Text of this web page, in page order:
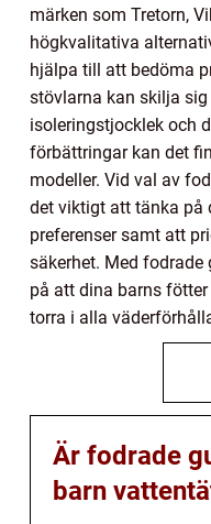
märken som Tretorn,
högkvalitativa
hjälpa till att bedöma
stövlarna kan skilja
isoleringstjocklek och
förbättringar kan det
modeller. Vid val av
det viktigt att tänka på
preferenser samt att
säkerhet. Med
på att dina barns
torra i alla
Är fodrade
barn